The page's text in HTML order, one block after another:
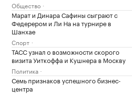
Общество
Марат и Динара Сафины сыграют с
Федерером и Ли На на турнире в
Шанхае
Спорт
ТАСС узнал о возможности скорого
визита Уиткоффа и Кушнера в Москву
Политика
Семь признаков успешного бизнес-
центра